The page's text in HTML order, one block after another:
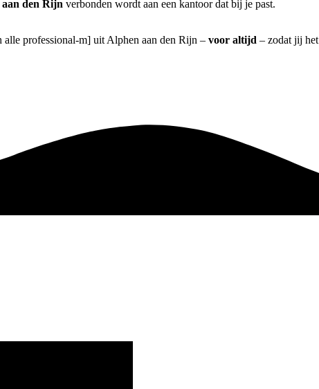
den Rijn verbonden wordt aan een kantoor dat bij je past.
professional-m] uit Alphen aan den Rijn – voor altijd – zodat jij